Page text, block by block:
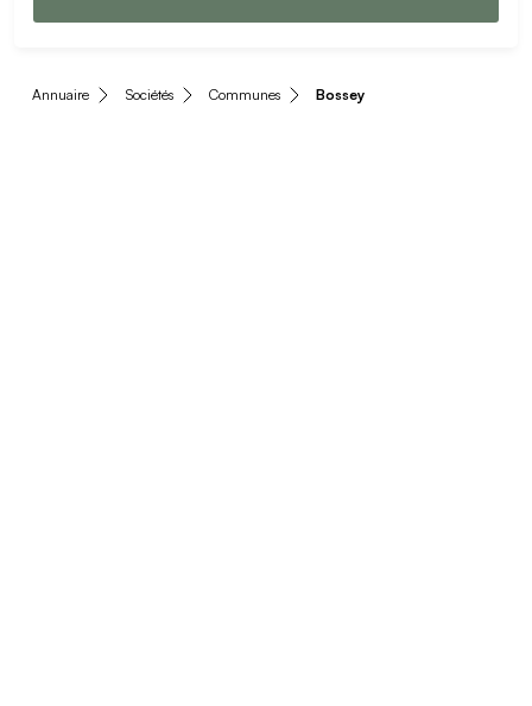
Annuaire Sociétés Communes Bossey